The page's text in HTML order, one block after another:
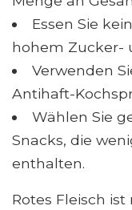
Essen Sie
hohem Zucker-
Verwenden
Antihaft-
Wählen Sie
Snacks, die
enthalten.
Rotes Fleisch